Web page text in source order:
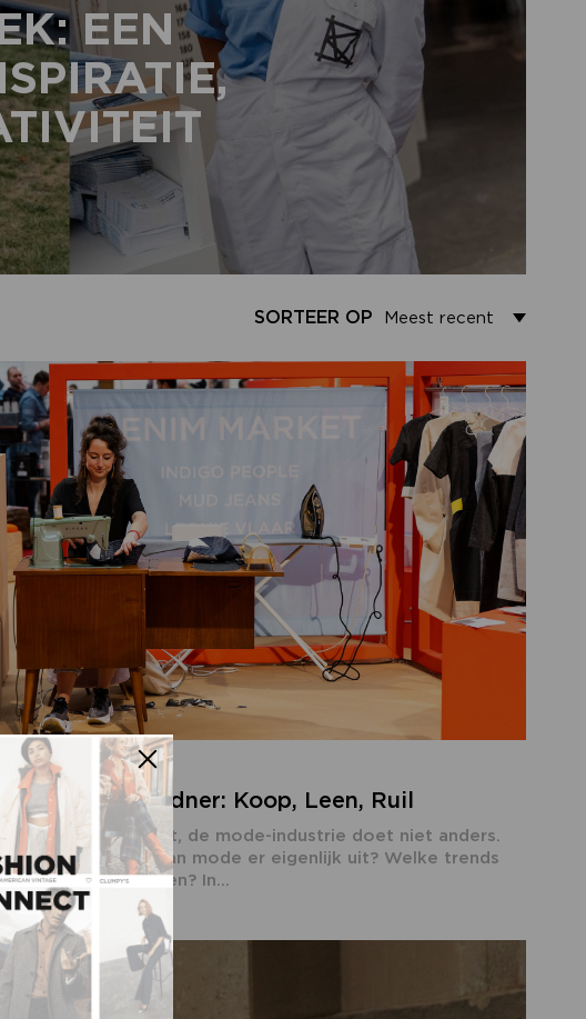
EEN
SORTEER OP
met Kim Poldner: Koop, Leen, Ruil
wat komen gaat, de mode-industrie doet niet anders.
nabije toekomst van mode er eigenlijk uit? Welke trends
wij verwachten? In...